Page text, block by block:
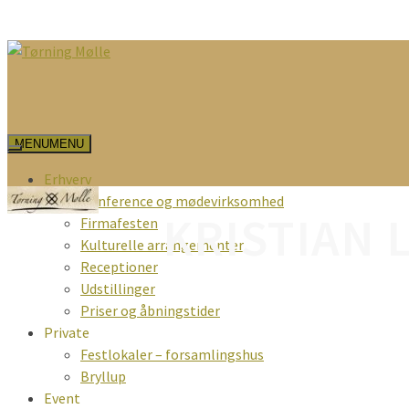
MENUMENU
Erhverv
Konference og mødevirksomhed
Firmafesten
Kulturelle arrangementer
Receptioner
Udstillinger
Priser og åbningstider
Private
Festlokaler – forsamlingshus
Bryllup
Event
KRISTIAN